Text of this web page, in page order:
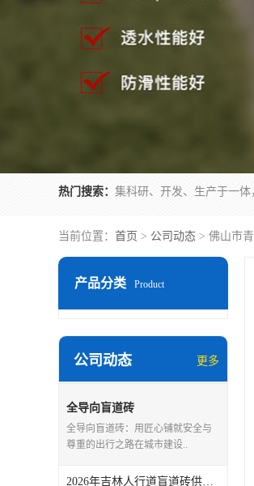
热门搜索：
当前位置： 首页 > 公司动态 > 佛山市
产品分类 Product
公司动态 更多
全导向盲道砖
全导向盲道砖：用匠心铺就安全与
尊重的出行之路在城市建设..
2026年吉林人行道盲道砖供货厂家，佛山青路新材料品质解析